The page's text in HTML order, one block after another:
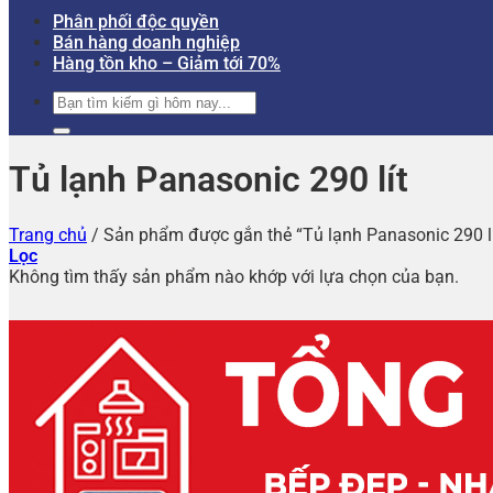
Phân phối độc quyền
Bán hàng doanh nghiệp
Hàng tồn kho – Giảm tới 70%
Tìm
kiếm:
Tủ lạnh Panasonic 290 lít
Trang chủ / Sản phẩm được gắn thẻ “Tủ lạnh Panasonic 290
Lọc
Không tìm thấy sản phẩm nào khớp với lựa chọn của bạn.